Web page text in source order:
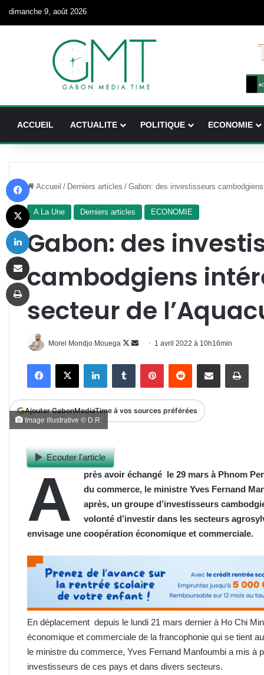
dimanche 9, août 2026
ACCUEIL ACTUALITE POLITIQUE ECONOMIE
Accueil / Derniers articles / Gabon: des investisseurs
A La Une Derniers articles ECONOMIE
Gabon: des
cambodgiens
secteur de
Morel Mondjo Mouega
Follow
Envoyer
courriel
1 avril 2022 à 10h16min
FacebookX LinkedinTumblr PinterestReddit Partager par email
Ajouter GabonMediaTime à vos sources préférées
Image illustrative © D.R.
Ecouter l'article
A
près avoir échangé le 29 mars à Phnom
du commerce, le ministre Yves Fernand
après, un groupe d’investisseurs
volonté d’investir dans les secteurs
envisage une coopération économique et commerciale.
En déplacement depuis le lundi 21 mars dernier à Ho Chi
économique et commerciale de la francophonie qui se tient
le ministre du commerce, Yves Fernand Manfoumbi a mis à
investisseurs de ces pays et dans divers secteurs.
X
Imprimer